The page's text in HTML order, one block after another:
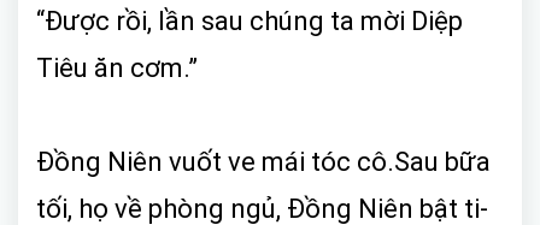
“Được rồi, lần sau chúng ta mời Diệp
Tiêu ăn cơm.”
Đồng Niên vuốt ve mái tóc cô.Sau bữa
tối, họ về phòng ngủ, Đồng Niên bật ti-